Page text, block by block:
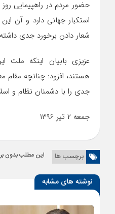
حضور مردم در راهپیمایی
استکبار جهانی دارد و آن
شعار دادن برخورد جدی
عزیزی بابیان اینکه ملت
هستند، افزود: چنانچه مقام
جدی را با دشمنان نظام و
جمعه ۲ تیر ۱۳۹۶
برچسب ها این مطلب بدون
نوشته های مشابه